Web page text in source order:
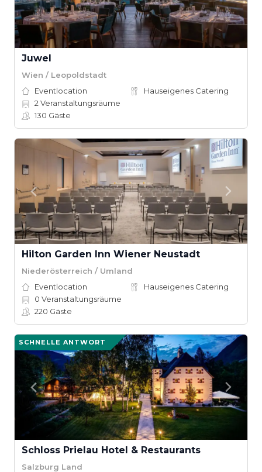
Juwel
Wien / Leopoldstadt
Eventlocation
Hauseigenes Catering
2 Veranstaltungsräume
130 Gäste
Hilton Garden Inn Wiener Neustadt
Niederösterreich / Umland
Eventlocation
Hauseigenes Catering
0 Veranstaltungsräume
220 Gäste
SCHNELLE ANTWORT
Schloss Prielau Hotel & Restaurants
Salzburg Land